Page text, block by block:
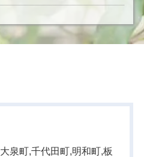
泉町,千代田町,明和町,板